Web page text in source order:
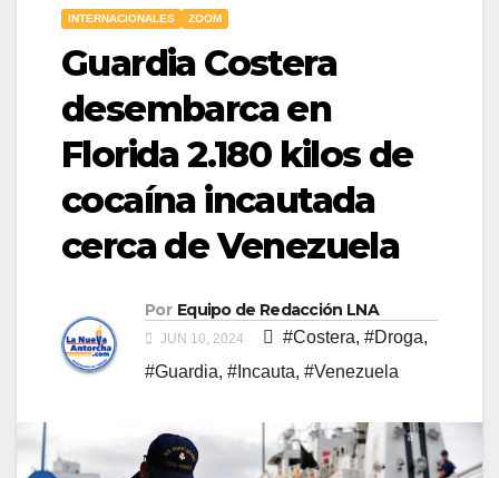
INTERNACIONALES ZOOM
Guardia Costera
desembarca en
Florida 2.180 kilos de
cocaína incautada
cerca de Venezuela
Por Equipo de Redacción LNA
JUN 10, 2024 #Costera, #Droga,
#Guardia, #Incauta, #Venezuela